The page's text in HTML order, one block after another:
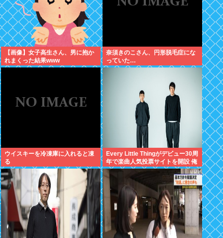
【画像】女子高生さん、男に抱か
れまくった結果www
奈須きのこさん、円形脱毛症にな
っていた…
ウイスキーを冷凍庫に入れると凍
る
Every Little Thingがデビュー30周
年で楽曲人気投票サイトを開設 俺
はもちろんFace the Changeに入
れてきたぞ